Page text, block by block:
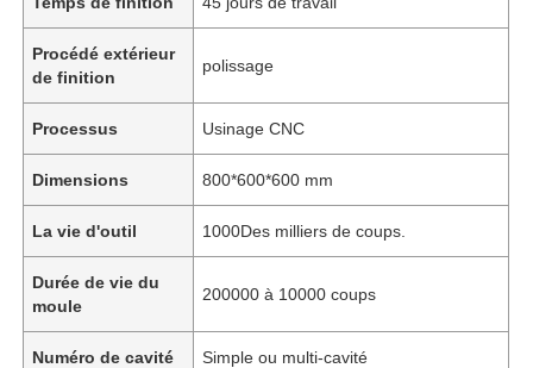
Procédé extérieur
de finition
polissage
Processus Usinage CNC
Dimensions 800*600*600 mm
La vie d'outil 1000Des milliers de coups.
Durée de vie du
moule
200000 à 10000 coups
Numéro de cavité Simple ou multi-cavité